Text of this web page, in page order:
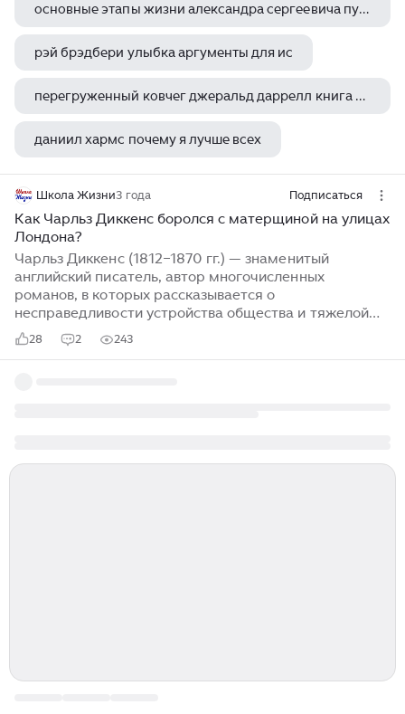
основные этапы жизни александра сергеевича пушкина
рэй брэдбери улыбка аргументы для ис
перегруженный ковчег джеральд даррелл книга отзывы
даниил хармс почему я лучше всех
Школа Жизни3 года Подписаться
Как Чарльз Диккенс боролся с матерщиной на улицах
Лондона?
Чарльз Диккенс (1812−1870 гг.) — знаменитый
английский писатель, автор многочисленных
романов, в которых рассказывается о
несправедливости устройства общества и тяжелой
судьбе простого человека. Его детство прошло в
достаточно тяжелых условиях. Став популярным
28 2 243